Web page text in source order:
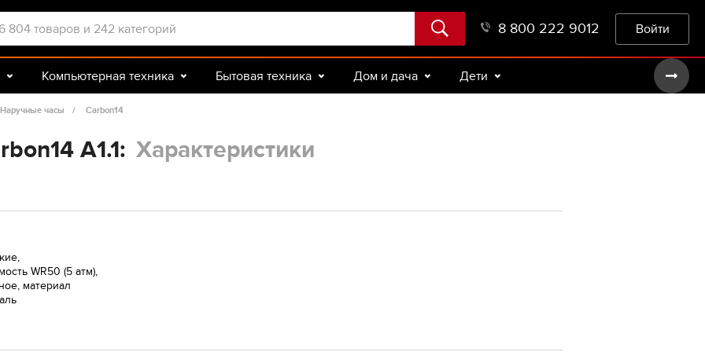
8 800 222 9012 Войти
Компьютерная техника Бытовая техника Дом и дача Дети
Досуг и подарки
Наручные часы Carbon14
A1.1: Характеристики
WR50 (5 атм),
материал